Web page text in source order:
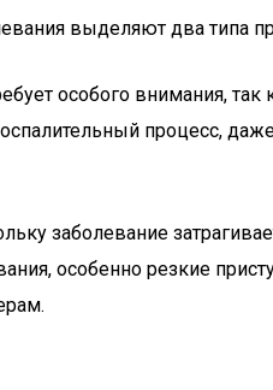
выделяют два типа
особого внимания, так
процесс,
заболевание
особенно резкие